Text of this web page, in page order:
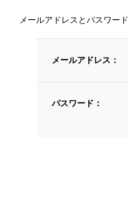
メールアドレスとパスワー
メールアドレス：
パスワード：